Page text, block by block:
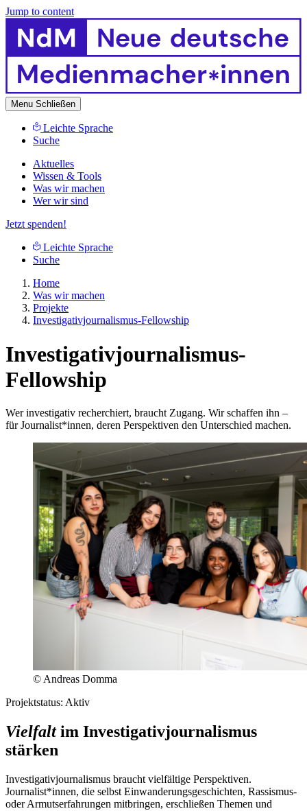
Jump to content
Menu Schließen
Leichte Sprache
Suche
Aktuelles
Wissen & Tools
Was wir machen
Wer wir sind
Jetzt spenden!
Leichte Sprache
Suche
Home
Was wir machen
Projekte
Investigativjournalismus-Fellowship
Investigativjournalismus-
Fellowship
Wer investigativ recherchiert, braucht Zugang. Wir schaffen ihn –
für Journalist*innen, deren Perspektiven den Unterschied machen.
© Andreas Domma
Projektstatus: Aktiv
Vielfaltim Investigativjournalismus
stärken
Investigativjournalismus braucht vielfältige Perspektiven.
Journalist*innen, die selbst Einwanderungsgeschichten, Rassismus-
oder Armutserfahrungen mitbringen, erschließen Themen und